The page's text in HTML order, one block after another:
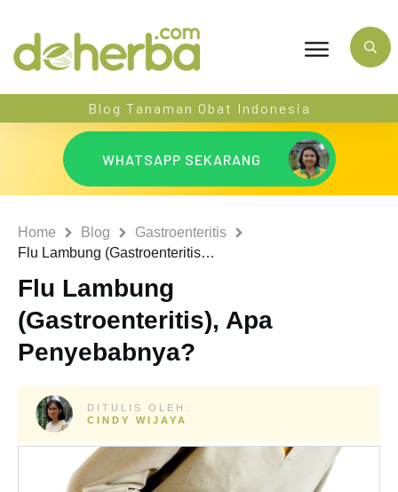
Blog Tanaman Obat Indonesia
WHATSAPP SEKARANG
Home Blog
Gastroenteritis
Flu Lambung (Gastroenteritis), Apa Penyebabnya?
Flu Lambung
(Gastroenteritis), Apa
Penyebabnya?
DITULIS OLEH:
CINDY WIJAYA